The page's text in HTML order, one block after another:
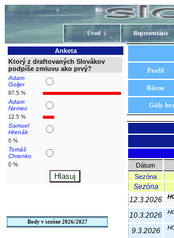
Úvod Reprezentácie
Anketa
Ktorý z draftovaných Slovákov
podpíše zmluvu ako prvý?
Adam
Goljer
87.5 %
Adam
Nemec
12.5 %
Samuel
Hrenák
0 %
Tomáš
Chrenko
0 %
Body v sezóne 2026/2027
Profil
Rôzne
Góly
Dátum
Sezóna
Sezóna
12.3.2026
10.3.2026
9.3.2026